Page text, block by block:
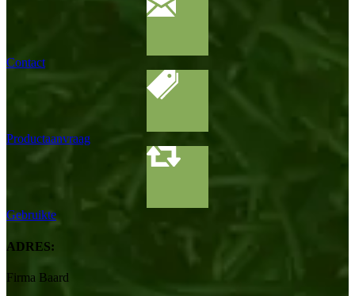
Contact
Productaanvraag
Gebruikte
ADRES:
Firma Baard